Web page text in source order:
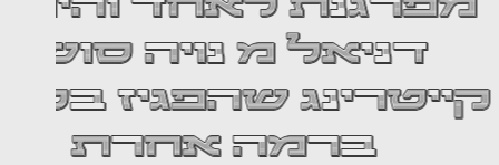
מ נויה סושי
שהפגיז בסושי
אחרת